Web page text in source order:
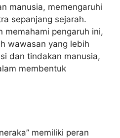
manusia, memengaruhi
sepanjang sejarah.
memahami pengaruh ini,
wawasan yang lebih
dan tindakan manusia,
membentuk
memiliki peran